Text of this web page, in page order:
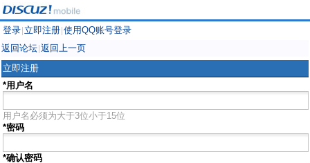
登录 立即注册 使用QQ账号登录
返回论坛 返回上一页
立即注册
*用户名
用户名必须为大于3位小于15位
*密码
*确认密码